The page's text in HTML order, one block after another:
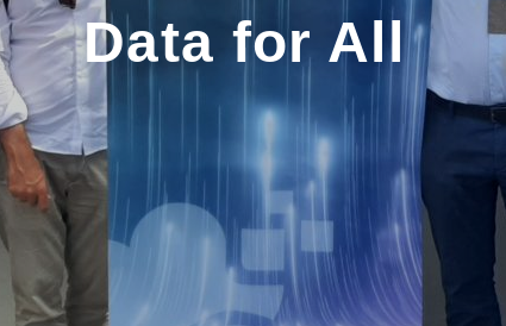
Data for All